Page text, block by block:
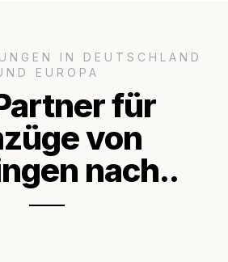
IN DEUTSCHLAND
EUROPA
für
von
nach..